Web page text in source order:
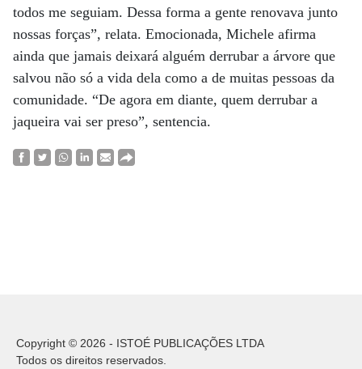
todos me seguiam. Dessa forma a gente renovava junto
nossas forças”, relata. Emocionada, Michele afirma
ainda que jamais deixará alguém derrubar a árvore que
salvou não só a vida dela como a de muitas pessoas da
comunidade. “De agora em diante, quem derrubar a
jaqueira vai ser preso”, sentencia.
Copyright © 2026 - ISTOÉ PUBLICAÇÕES LTDA
Todos os direitos reservados.